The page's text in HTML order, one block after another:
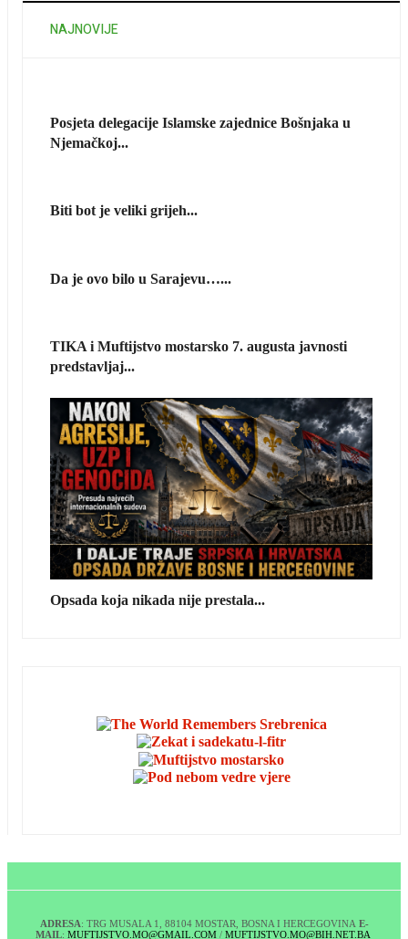
NAJNOVIJE
Posjeta delegacije Islamske zajednice Bošnjaka u
Njemačkoj...
Biti bot je veliki grijeh...
Da je ovo bilo u Sarajevu…...
TIKA i Muftijstvo mostarsko 7. augusta javnosti
predstavljaj...
Opsada koja nikada nije prestala...
ADRESA: TRG MUSALA 1, 88104 MOSTAR, BOSNA I HERCEGOVINA E-
MAIL: MUFTIJSTVO.MO@GMAIL.COM/ MUFTIJSTVO.MO@BIH.NET.BA